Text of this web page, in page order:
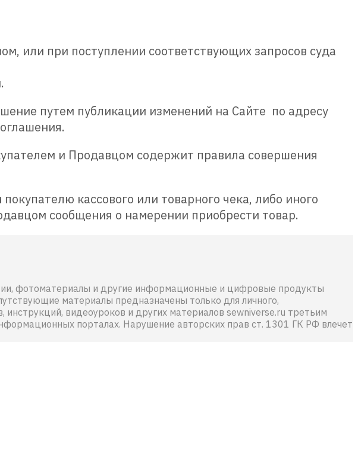
или при поступлении соответствующих запросов суда
путем публикации изменений на Сайте по адресу
и Продавцом содержит правила совершения
кассового или товарного чека, либо иного
сообщения о намерении приобрести товар.
фотоматериалы и другие информационные и цифровые продукты
материалы предназначены только для личного,
видеоуроков и других материалов sewniverse.ru третьим
порталах. Нарушение авторских прав ст. 1301 ГК РФ влечет